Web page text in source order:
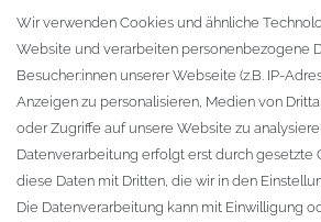
Warenkorb
Zur Kasse
KONTAKT
Fa. Steffen Jost
Söbrigener Weg 50
D-01796 Pirna
Wir verwenden Cookies und ähnliche
Website und verarbeiten personenbezogene
Besucher:innen unserer Webseite (z.B. IP-
Anzeigen zu personalisieren, Medien von
oder Zugriffe auf unsere Website zu
Datenverarbeitung erfolgt erst durch gesetzte
diese Daten mit Dritten, die wir in den
Die Datenverarbeitung kann mit Einwilligung